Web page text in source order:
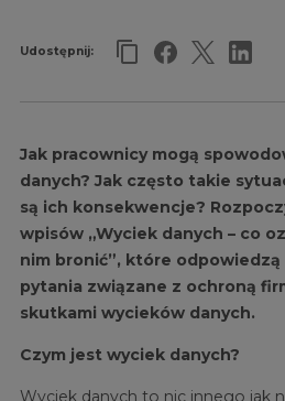
Udostępnij:
Jak pracownicy mogą
danych? Jak często takie
są ich konsekwencje?
wpisów „Wyciek danych – co
nim bronić”, które
pytania związane z ochroną
skutkami wycieków danych.
Czym jest wyciek danych?
Wyciek danych to nic innego jak